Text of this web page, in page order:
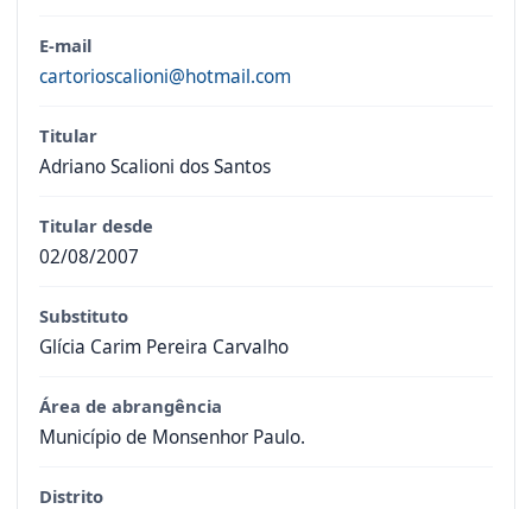
E-mail
cartorioscalioni@hotmail.com
Titular
Adriano Scalioni dos Santos
Titular desde
02/08/2007
Substituto
Glícia Carim Pereira Carvalho
Área de abrangência
Município de Monsenhor Paulo.
Distrito